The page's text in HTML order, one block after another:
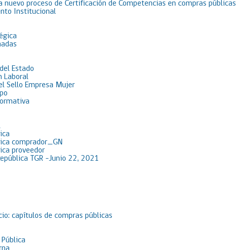
nuevo proceso de Certificación de Competencias en compras públicas
Institucional
Estado
Laboral
Sello Empresa Mujer
comprador_GN
proveedor
TGR -Junio 22, 2021
capítulos de compras públicas